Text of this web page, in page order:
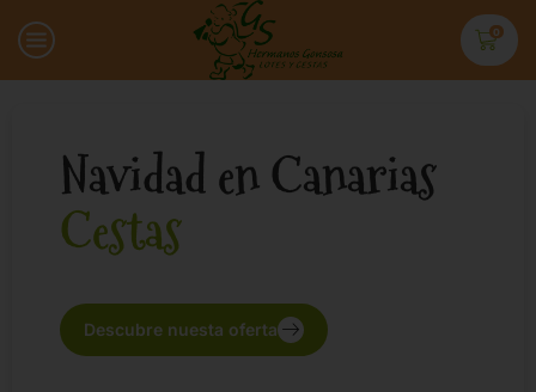
0
Navidad en Canarias
Descubre nuesta oferta